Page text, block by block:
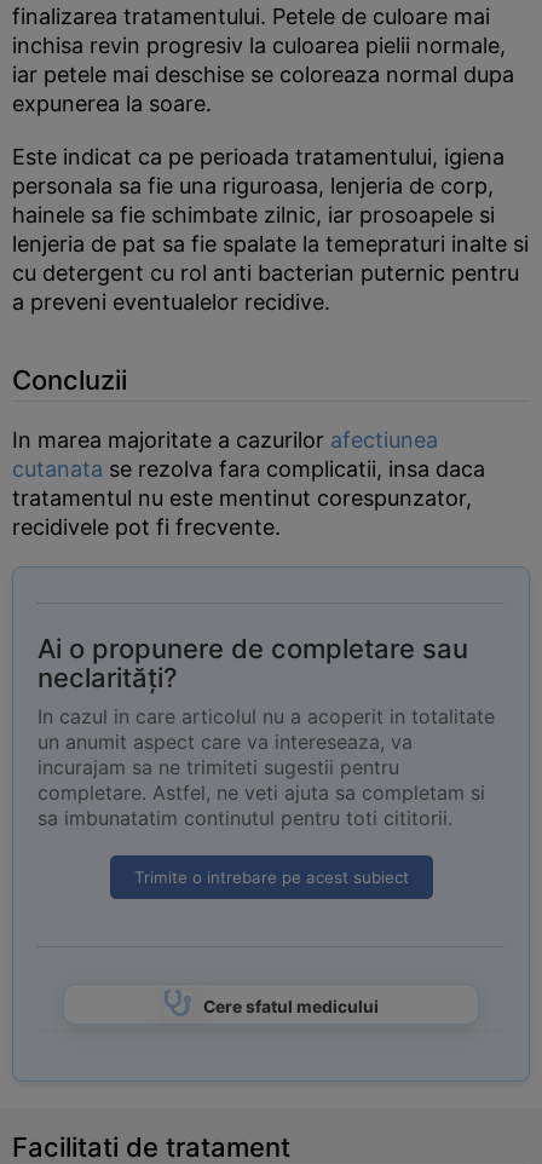
finalizarea tratamentului. Petele de culoare mai
inchisa revin progresiv la culoarea pielii normale,
iar petele mai deschise se coloreaza normal dupa
expunerea la soare.
Este indicat ca pe perioada tratamentului, igiena
personala sa fie una riguroasa, lenjeria de corp,
hainele sa fie schimbate zilnic, iar prosoapele si
lenjeria de pat sa fie spalate la temepraturi inalte si
cu detergent cu rol anti bacterian puternic pentru
a preveni eventualelor recidive.
Concluzii
In marea majoritate a cazurilor afectiunea
cutanata se rezolva fara complicatii, insa daca
tratamentul nu este mentinut corespunzator,
recidivele pot fi frecvente.
Ai o propunere de completare sau
neclarități?
In cazul in care articolul nu a acoperit in totalitate
un anumit aspect care va intereseaza, va
incurajam sa ne trimiteti sugestii pentru
completare. Astfel, ne veti ajuta sa completam si
sa imbunatatim continutul pentru toti cititorii.
Trimite o intrebare pe acest subiect
Cere sfatul medicului
Facilitati de tratament